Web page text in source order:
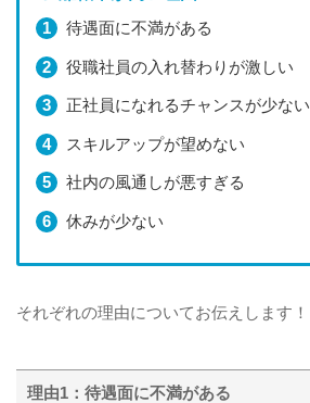
待遇面に不満がある
役職社員の入れ替わりが激しい
正社員になれるチャンスが少ない
スキルアップが望めない
社内の風通しが悪すぎる
休みが少ない
それぞれの理由についてお伝えします！
理由1：待遇面に不満がある